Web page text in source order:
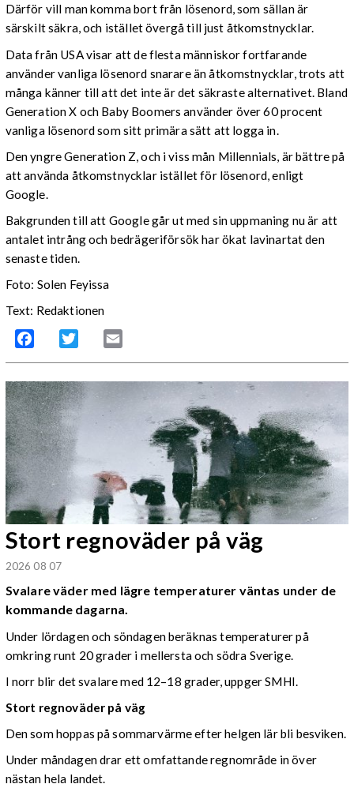
Därför vill man komma bort från lösenord, som sällan är
särskilt säkra, och istället övergå till just åtkomstnycklar.
Data från USA visar att de flesta människor fortfarande
använder vanliga lösenord snarare än åtkomstnycklar, trots att
många känner till att det inte är det säkraste alternativet. Bland
Generation X och Baby Boomers använder över 60 procent
vanliga lösenord som sitt primära sätt att logga in.
Den yngre Generation Z, och i viss mån Millennials, är bättre på
att använda åtkomstnycklar istället för lösenord, enligt
Google.
Bakgrunden till att Google går ut med sin uppmaning nu är att
antalet intrång och bedrägeriförsök har ökat lavinartat den
senaste tiden.
Foto: Solen Feyissa
Text: Redaktionen
Facebook Twitter
Stort regnoväder på väg
2026 08 07
Svalare väder med lägre temperaturer väntas under de
kommande dagarna.
Under lördagen och söndagen beräknas temperaturer på
omkring runt 20 grader i mellersta och södra Sverige.
I norr blir det svalare med 12–18 grader, uppger SMHI.
Stort regnoväder på väg
Den som hoppas på sommarvärme efter helgen lär bli besviken.
Under måndagen drar ett omfattande regnområde in över
nästan hela landet.